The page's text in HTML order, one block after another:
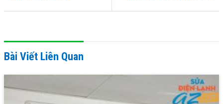
Bài Viết Liên Quan